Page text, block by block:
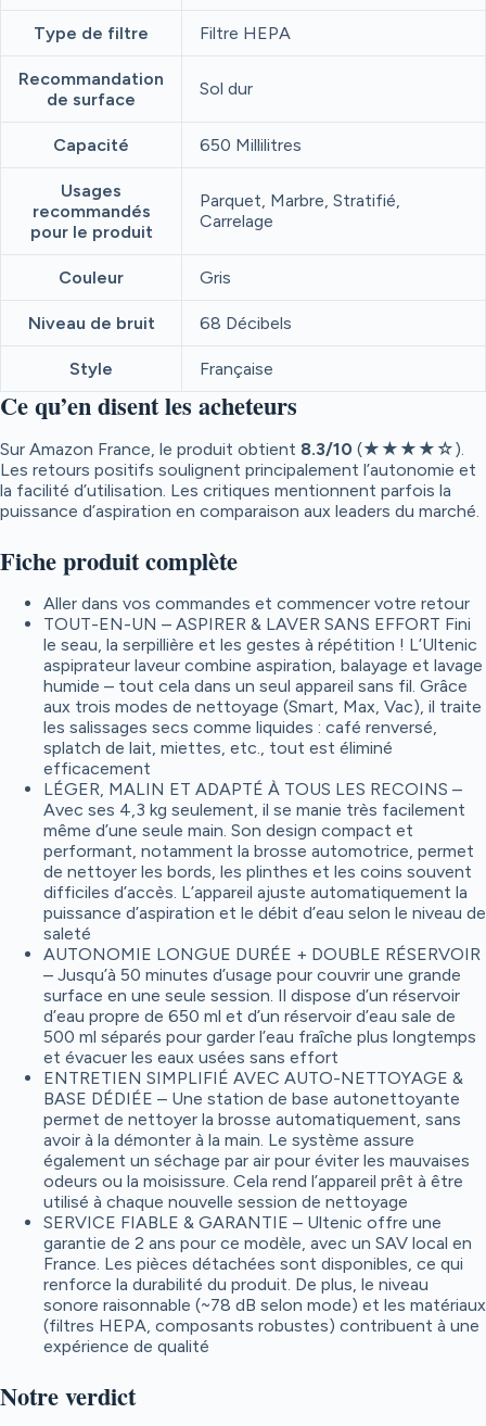
Type de filtre Filtre HEPA
Recommandation
de surface
Sol dur
Capacité 650 Millilitres
Usages
recommandés
pour le produit
Parquet, Marbre, Stratifié,
Carrelage
Couleur Gris
Niveau de bruit 68 Décibels
Style Française
Ce qu’en disent les acheteurs
Sur Amazon France, le produit obtient 8.3/10 (★★★★☆).
Les retours positifs soulignent principalement l’autonomie et
la facilité d’utilisation. Les critiques mentionnent parfois la
puissance d’aspiration en comparaison aux leaders du marché.
Fiche produit complète
Aller dans vos commandes et commencer votre retour
TOUT-EN-UN – ASPIRER & LAVER SANS EFFORT Fini
le seau, la serpillière et les gestes à répétition ! L’Ultenic
aspiprateur laveur combine aspiration, balayage et lavage
humide – tout cela dans un seul appareil sans fil. Grâce
aux trois modes de nettoyage (Smart, Max, Vac), il traite
les salissages secs comme liquides : café renversé,
splatch de lait, miettes, etc., tout est éliminé
efficacement
LÉGER, MALIN ET ADAPTÉ À TOUS LES RECOINS –
Avec ses 4,3 kg seulement, il se manie très facilement
même d’une seule main. Son design compact et
performant, notamment la brosse automotrice, permet
de nettoyer les bords, les plinthes et les coins souvent
difficiles d’accès. L’appareil ajuste automatiquement la
puissance d’aspiration et le débit d’eau selon le niveau de
saleté
AUTONOMIE LONGUE DURÉE + DOUBLE RÉSERVOIR
– Jusqu’à 50 minutes d’usage pour couvrir une grande
surface en une seule session. Il dispose d’un réservoir
d’eau propre de 650 ml et d’un réservoir d’eau sale de
500 ml séparés pour garder l’eau fraîche plus longtemps
et évacuer les eaux usées sans effort
ENTRETIEN SIMPLIFIÉ AVEC AUTO-NETTOYAGE &
BASE DÉDIÉE – Une station de base autonettoyante
permet de nettoyer la brosse automatiquement, sans
avoir à la démonter à la main. Le système assure
également un séchage par air pour éviter les mauvaises
odeurs ou la moisissure. Cela rend l’appareil prêt à être
utilisé à chaque nouvelle session de nettoyage
SERVICE FIABLE & GARANTIE – Ultenic offre une
garantie de 2 ans pour ce modèle, avec un SAV local en
France. Les pièces détachées sont disponibles, ce qui
renforce la durabilité du produit. De plus, le niveau
sonore raisonnable (~78 dB selon mode) et les matériaux
(filtres HEPA, composants robustes) contribuent à une
expérience de qualité
Notre verdict